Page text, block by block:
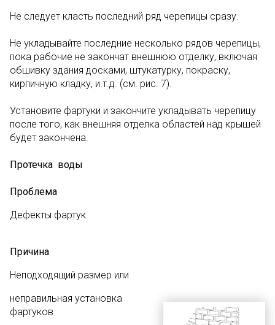
Не следует класть последний ряд черепицы сразу.
Не укладывайте последние несколько рядов черепицы,
пока рабочие не закончат внешнюю отделку, включая
обшивку здания досками, штукатурку, покраску,
кирпичную кладку, и.т.д. (см. рис. 7).
Установите фартуки и закончите укладывать черепицу
после того, как внешняя отделка областей над крышей
будет закончена.
Протечка воды
Проблема
Дефекты фартук
Причина
Неподходящий размер или
неправильная установка
фартуков